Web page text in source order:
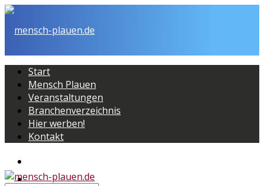
Start
Mensch Plauen
Veranstaltungen
Branchenverzeichnis
Hier werben!
Kontakt
Mensch Plauen